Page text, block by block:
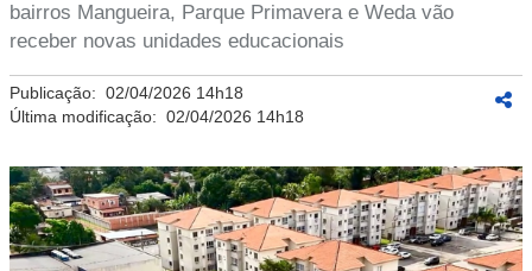
bairros Mangueira, Parque Primavera e Weda vão
receber novas unidades educacionais
Publicação: 02/04/2026 14h18
Última modificação: 02/04/2026 14h18